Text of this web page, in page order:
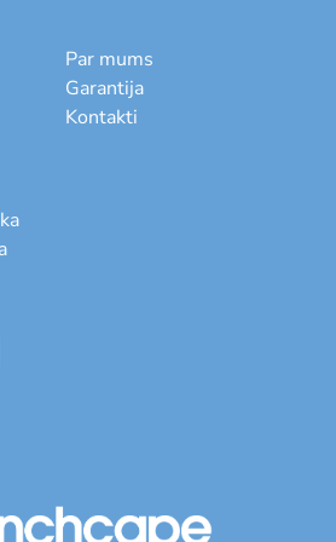
Par mums
Garantija
Kontakti